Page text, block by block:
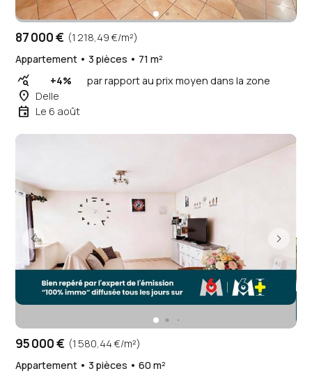
87 000 € (1 218,49 €/m²)
Appartement • 3 pièces • 71 m²
query_stats +4% par rapport au prix moyen dans la zone
place Delle
event Le 6 août
95 000 € (1 580,44 €/m²)
Appartement • 3 pièces • 60 m²